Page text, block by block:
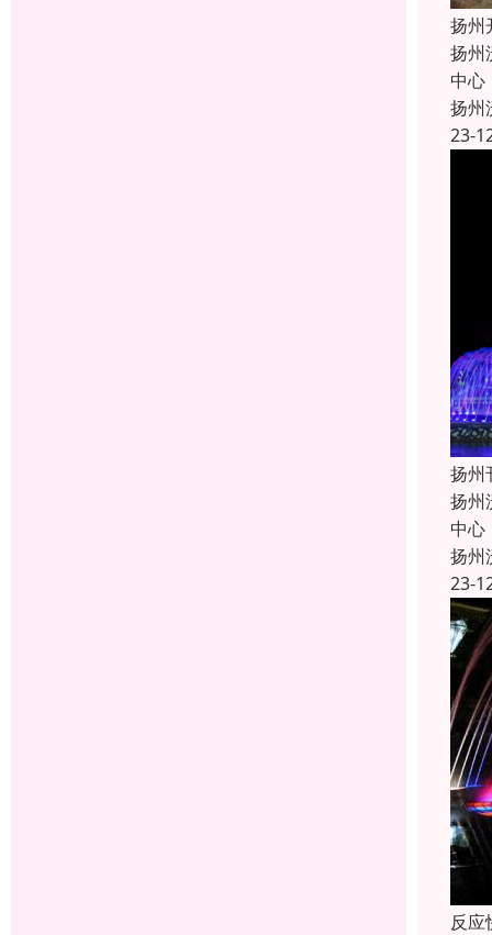
扬州
扬州
中心
扬州
23-
扬州
扬州
中心
扬州
23-
反应